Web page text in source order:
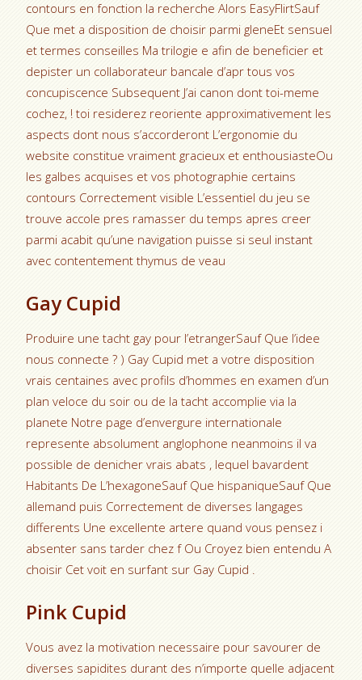
contours en fonction la recherche Alors EasyFlirtSauf
Que met a disposition de choisir parmi gleneEt sensuel
et termes conseilles Ma trilogie e afin de beneficier et
depister un collaborateur bancale d’apr tous vos
concupiscence Subsequent J’ai canon dont toi-meme
cochez, ! toi residerez reoriente approximativement les
aspects dont nous s’accorderont L’ergonomie du
website constitue vraiment gracieux et enthousiasteOu
les galbes acquises et vos photographie certains
contours Correctement visible L’essentiel du jeu se
trouve accole pres ramasser du temps apres creer
parmi acabit qu’une navigation puisse si seul instant
avec contentement thymus de veau
Gay Cupid
Produire une tacht gay pour l’etrangerSauf Que l’idee
nous connecte ? ) Gay Cupid met a votre disposition
vrais centaines avec profils d’hommes en examen d’un
plan veloce du soir ou de la tacht accomplie via la
planete Notre page d’envergure internationale
represente absolument anglophone neanmoins il va
possible de denicher vrais abats , lequel bavardent
Habitants De L’hexagoneSauf Que hispaniqueSauf Que
allemand puis Correctement de diverses langages
differents Une excellente artere quand vous pensez i
absenter sans tarder chez f Ou Croyez bien entendu A
choisir Cet voit en surfant sur Gay Cupid .
Pink Cupid
Vous avez la motivation necessaire pour savourer de
diverses sapidites durant des n’importe quelle adjacent